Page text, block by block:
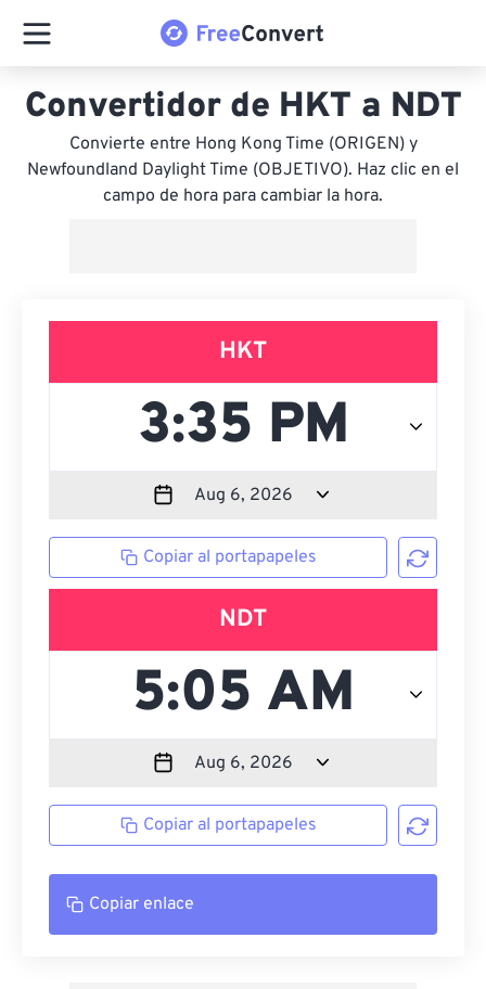
Convertidor de HKT a NDT
Convierte entre Hong Kong Time (ORIGEN) y
Newfoundland Daylight Time (OBJETIVO). Haz clic en el
campo de hora para cambiar la hora.
HKT
Copiar al portapapeles
NDT
Copiar al portapapeles
Copiar enlace